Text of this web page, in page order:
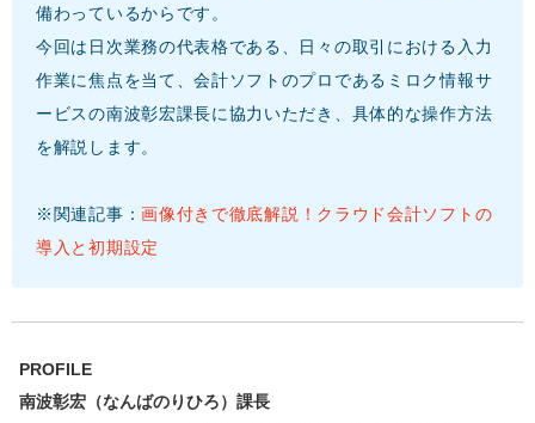
備わっているからです。
今回は日次業務の代表格である、日々の取引における入力
作業に焦点を当て、会計ソフトのプロであるミロク情報サ
ービスの南波彰宏課長に協力いただき、具体的な操作方法
を解説します。
※関連記事：画像付きで徹底解説！クラウド会計ソフトの
導入と初期設定
PROFILE
南波彰宏（なんばのりひろ）課長